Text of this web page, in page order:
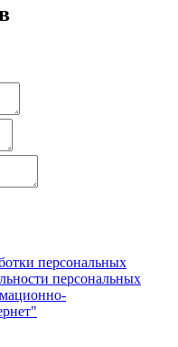
персональных
персональных